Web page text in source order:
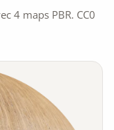
4 maps PBR. CC0